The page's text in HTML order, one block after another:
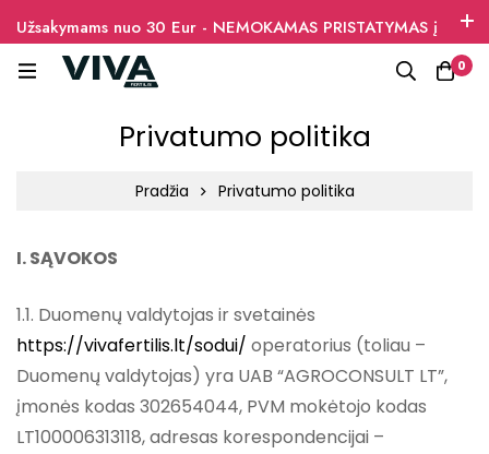
Užsakymams nuo 30 Eur - NEMOKAMAS PRISTATYMAS į
paštomatus
0
Privatumo politika
Pradžia Privatumo politika
I. SĄVOKOS
1.1. Duomenų valdytojas ir svetainės
https://vivafertilis.lt/sodui/ operatorius (toliau –
Duomenų valdytojas) yra UAB “AGROCONSULT LT”,
įmonės kodas 302654044, PVM mokėtojo kodas
LT100006313118, adresas korespondencijai –